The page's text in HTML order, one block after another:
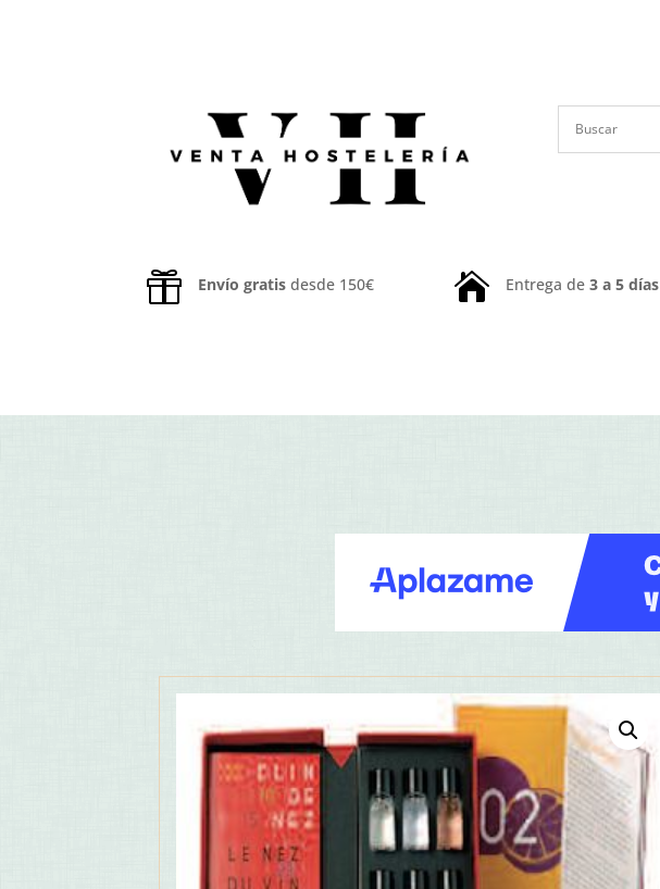
 Envío gratisdesde 150€  Entrega de3 a 5 días